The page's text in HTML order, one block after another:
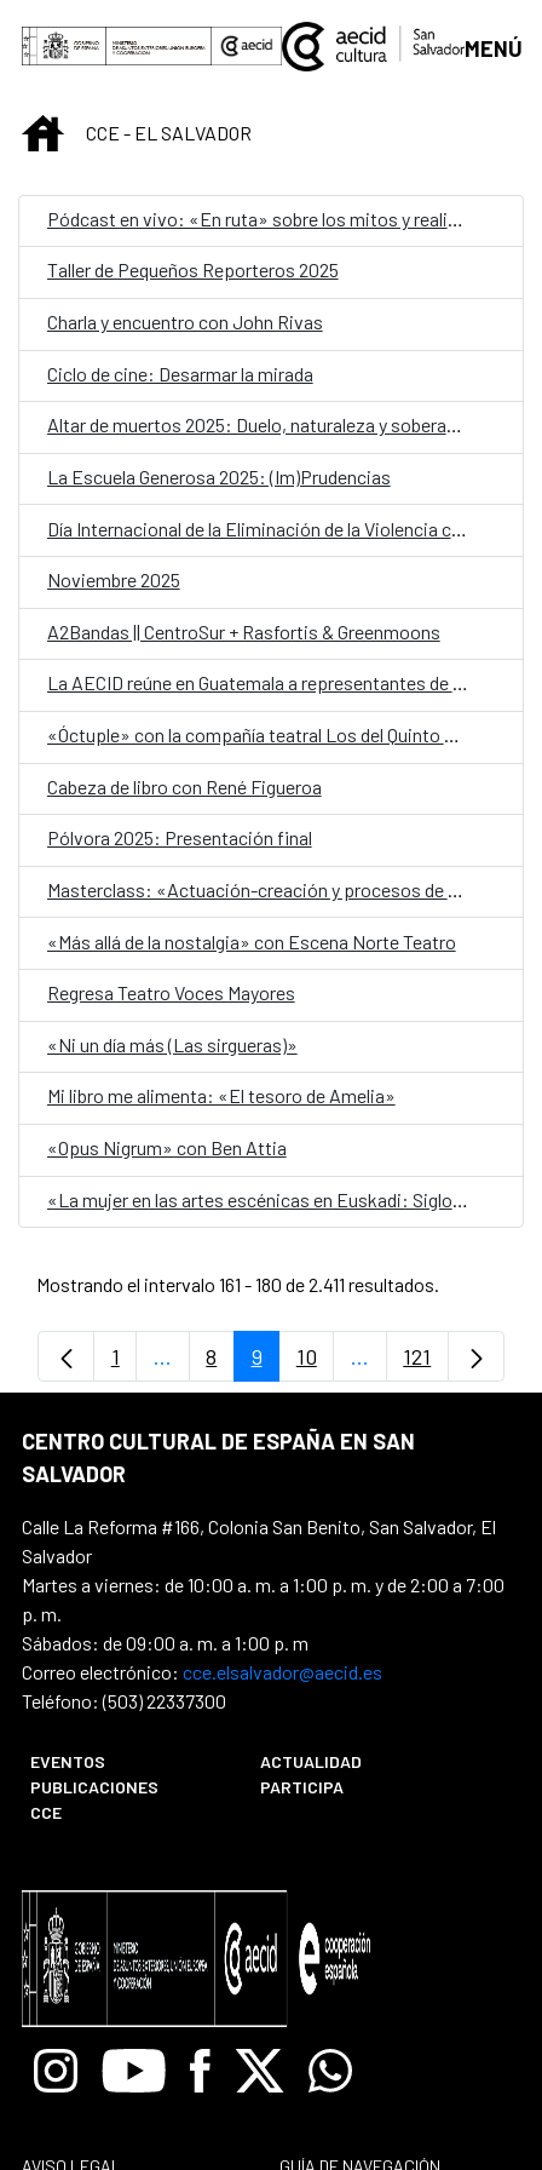
Saltar al contenido principal
MENÚ
INICIOCCE - EL SALVADOR
Taller de Pequeños Reporteros 2025
Charla y encuentro con John Rivas
Ciclo de cine: Desarmar la mirada
Altar de muertos 2025: Duelo, naturaleza y soberanía alimentaria
La Escuela Generosa 2025: (Im)Prudencias
Día Internacional de la Eliminación de la Violencia contra las Mujeres: 25N
Noviembre 2025
A2Bandas || CentroSur + Rasfortis & Greenmoons
La AECID reúne en Guatemala a representantes de organizaciones LGTBI+ en una llamada regional contra los discursos de odio y en defensa de la diversidad
«Óctuple» con la compañía teatral Los del Quinto Piso
Cabeza de libro con René Figueroa
Pólvora 2025: Presentación final
Masterclass: «Actuación-creación y procesos de dirección»
«Más allá de la nostalgia» con Escena Norte Teatro
Regresa Teatro Voces Mayores
«Ni un día más (Las sirgueras)»
Mi libro me alimenta: «El tesoro de Amelia»
«Opus Nigrum» con Ben Attia
Mostrando el intervalo 161 - 180 de 2.411 resultados.
Página
1 ...Páginas intermedias Use TAB para
Página
8 Página
9 Página
10 ...PáginasPágina
121
CENTRO CULTURAL DE ESPAÑA EN SAN
SALVADOR
Calle La Reforma #166, Colonia San Benito, San Salvador, El
Salvador
Martes a viernes: de 10:00 a. m. a 1:00 p. m. y de 2:00 a 7:00
p. m.
Sábados: de 09:00 a. m. a 1:00 p. m
Correo electrónico: cce.elsalvador@aecid.es
Teléfono: (503) 22337300
EVENTOS
ACTUALIDAD
PUBLICACIONES
PARTICIPA
CCE
InstagramYoutube Facebook
X Whatsapp